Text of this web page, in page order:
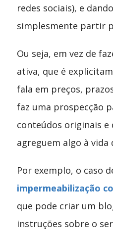
redes sociais), e
simplesmente partir
Ou seja, em vez de
ativa, que é
fala em preços,
faz uma prospecção
conteúdos originais e
agreguem algo à vida
Por exemplo, o caso
impermeabilização
que pode criar um
instruções sobre o